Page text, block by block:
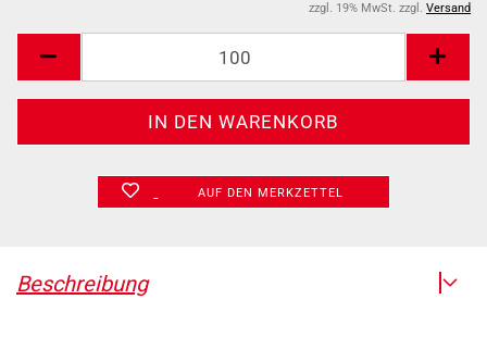
zzgl. 19% MwSt. zzgl. Versand
AUF DEN MERKZETTEL
Beschreibung